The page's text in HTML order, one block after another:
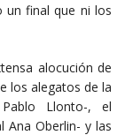
un final que ni los
alocución de
los alegatos de la
Llonto-, el
Ana Oberlin- y las